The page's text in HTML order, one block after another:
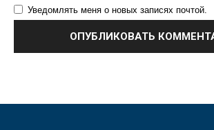
Уведомлять меня о новых записях почтой.